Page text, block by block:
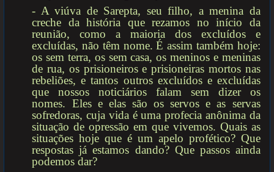
- A viúva de Sarepta, seu filho, a menina da
creche da história que rezamos no início da
reunião, como a maioria dos excluídos e
excluídas, não têm nome. É assim também hoje:
os sem terra, os sem casa, os meninos e meninas
de rua, os prisioneiros e prisioneiras mortos nas
rebeliões, e tantos outros excluídos e excluídas
que nossos noticiários falam sem dizer os
nomes. Eles e elas são os servos e as servas
sofredoras, cuja vida é uma profecia anônima da
situação de opressão em que vivemos. Quais as
situações hoje que é um apelo profético? Que
respostas já estamos dando? Que passos ainda
podemos dar?